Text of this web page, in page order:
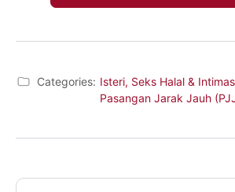
Categories: Isteri, Seks Halal &
Pasangan Jarak Jauh